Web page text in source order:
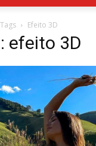
Tags Efeito 3D
efeito 3D